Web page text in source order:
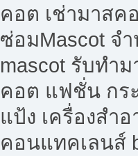
คอต เช่ามาสค
ซ่อมMascot จ
mascot รับทำ
คอต แฟชั่น กระ
แป้ง เครื่องสำ
คอนแทคเลนส์